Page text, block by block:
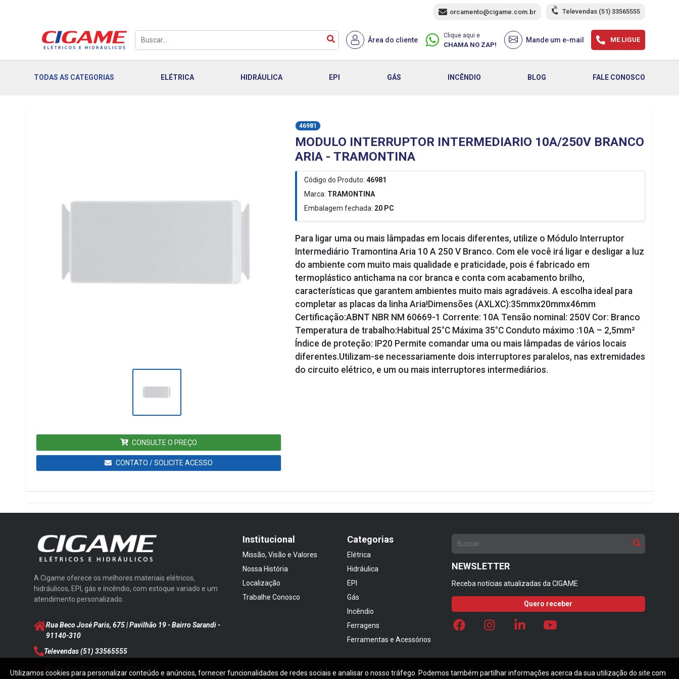
orcamento@cigame.com.br Televendas (51) 33565555
Área do cliente
Clique aqui e
CHAMA NO ZAP!
Mande um e-mail ME LIGUE
TODAS AS CATEGORIAS ELÉTRICA HIDRÁULICA EPI GÁS INCÊNDIO BLOG FALE CONOSCO
CONSULTE O PREÇO
CONTATO / SOLICITE ACESSO
46981
MODULO INTERRUPTOR INTERMEDIARIO 10A/250V BRANCO
ARIA - TRAMONTINA
Código do Produto: 46981
Marca: TRAMONTINA
Embalagem fechada: 20 PC
Para ligar uma ou mais lâmpadas em locais diferentes, utilize o Módulo Interruptor
Intermediário Tramontina Aria 10 A 250 V Branco. Com ele você irá ligar e desligar a luz
do ambiente com muito mais qualidade e praticidade, pois é fabricado em
termoplástico antichama na cor branca e conta com acabamento brilho,
características que garantem ambientes muito mais agradáveis. A escolha ideal para
completar as placas da linha Aria!Dimensões (AXLXC):35mmx20mmx46mm
Certificação:ABNT NBR NM 60669-1 Corrente: 10A Tensão nominal: 250V Cor: Branco
Temperatura de trabalho:Habitual 25°C Máxima 35°C Conduto máximo :10A – 2,5mm²
Índice de proteção: IP20 Permite comandar uma ou mais lâmpadas de vários locais
diferentes.Utilizam-se necessariamente dois interruptores paralelos, nas extremidades
do circuito elétrico, e um ou mais interruptores intermediários.
A Cigame oferece os melhores materiais elétricos,
hidráulicos, EPI, gás e incêndio, com estoque variado e um
atendimento personalizado.
Rua Beco José Paris, 675 | Pavilhão 19 - Bairro Sarandi-
91140-310
Televendas(51) 33565555
Whats App Business (51) 33565555
Institucional
Missão, Visão e Valores
Nossa História
Localização
Trabalhe Conosco
Categorias
Elétrica
Hidráulica
EPI
Gás
Incêndio
Ferragens
Ferramentas e Acessórios
NEWSLETTER
Receba notícias atualizadas da CIGAME
Quero receber
Utilizamos cookies para personalizar conteúdo e anúncios, fornecer funcionalidades de redes sociais e analisar o nosso tráfego. Podemos também partilhar informações acerca da sua utilização do site com